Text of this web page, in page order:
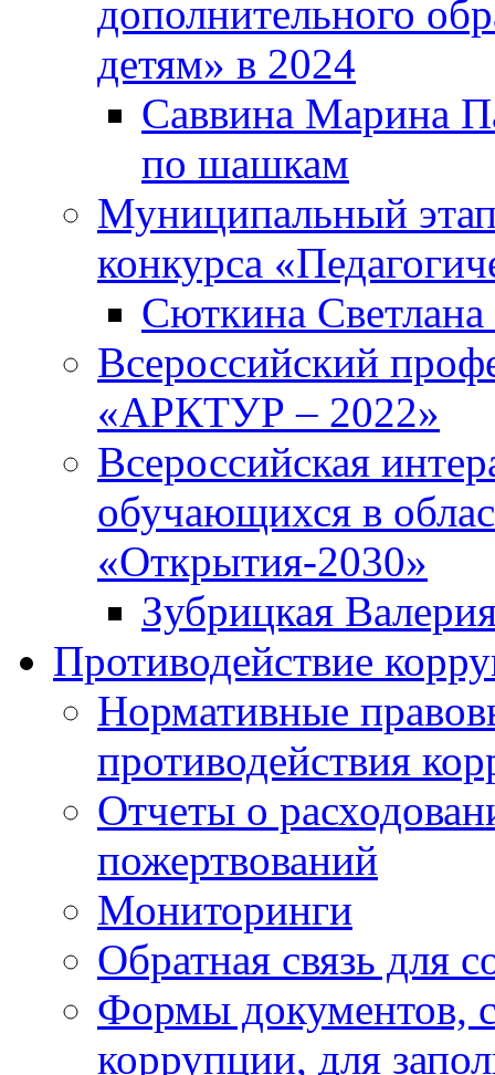
дополнительного
детям» в 2024
Саввина Марина
по шашкам
Муниципальный
конкурса
Сюткина Светлана
Всероссийский
«АРКТУР – 2022»
Всероссийская
обучающихся в
«Открытия-2030»
Зубрицкая
Противодействие
Нормативные
противодействия
Отчеты о
пожертвований
Мониторинги
Обратная связь для
Формы документов,
коррупции, для